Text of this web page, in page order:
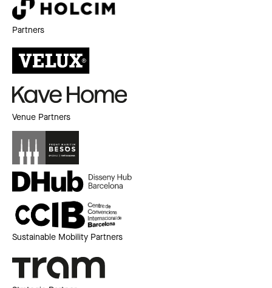
Partners
Venue Partners
Sustainable Mobility Partners